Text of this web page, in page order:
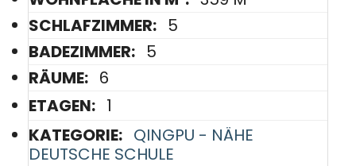
SCHLAFZIMMER: 5
BADEZIMMER: 5
RÄUME: 6
ETAGEN: 1
KATEGORIE: QINGPU - NÄHE
DEUTSCHE SCHULE